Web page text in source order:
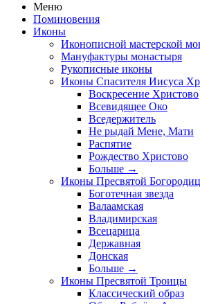
Меню
Поминовения
Иконы
Иконописной мастерской
Мануфактуры монастыря
Рукописные иконы
Иконы Спасителя Иисуса
Воскресение Христово
Всевидящее Око
Вседержитель
Не рыдай Мене, Мати
Распятие
Рождество Христово
Больше →
Иконы Пресвятой
Боготечная звезда
Валаамская
Владимирская
Всецарица
Державная
Донская
Больше →
Иконы Пресвятой Троицы
Классический образ